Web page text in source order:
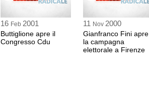
16 Feb 2001
Buttiglione apre il
Congresso Cdu
11 Nov 2000
Gianfranco Fini apre
la campagna
elettorale a Firenze